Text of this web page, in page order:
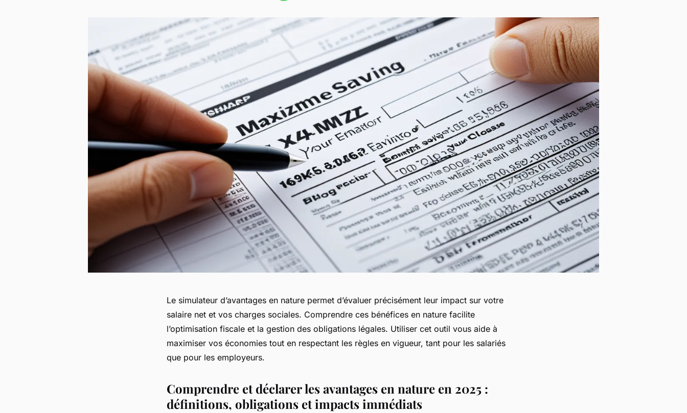
Le simulateur d’avantages en nature permet d’évaluer précisément leur impact sur votre
salaire net et vos charges sociales. Comprendre ces bénéfices en nature facilite
l’optimisation fiscale et la gestion des obligations légales. Utiliser cet outil vous aide à
maximiser vos économies tout en respectant les règles en vigueur, tant pour les salariés
que pour les employeurs.
Comprendre et déclarer les avantages en nature en 2025 :
définitions, obligations et impacts immédiats